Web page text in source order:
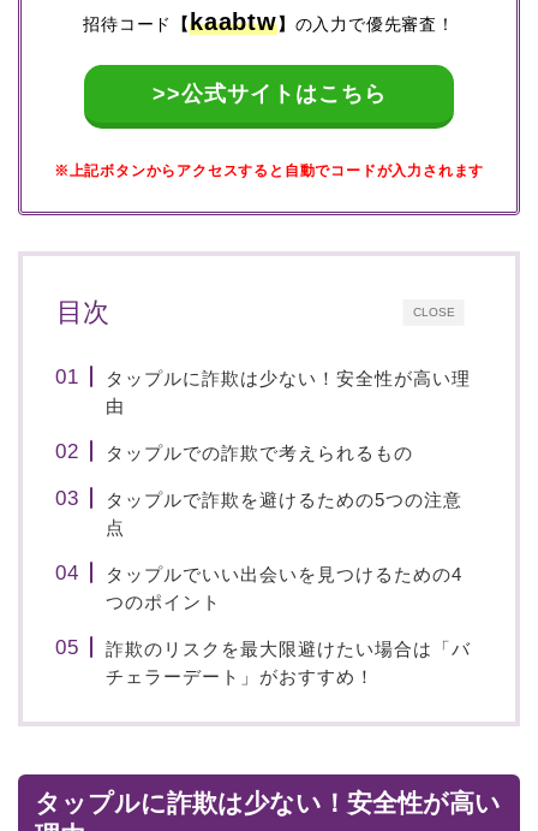
招待コード 【kaabtw】 の入力で優先審査！
>>公式サイトはこちら
※上記ボタンからアクセスすると自動でコードが入力されます
CLOSE
目次
タップルに詐欺は少ない！安全性が高い理
由
タップルでの詐欺で考えられるもの
タップルで詐欺を避けるための5つの注意
点
タップルでいい出会いを見つけるための4
つのポイント
詐欺のリスクを最大限避けたい場合は「バ
チェラーデート」がおすすめ！
タップルに詐欺は少ない！安全性が高い